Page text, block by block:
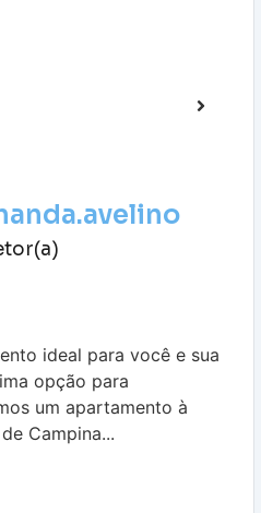
ideal para você e sua
opção para
um apartamento à
Campina...